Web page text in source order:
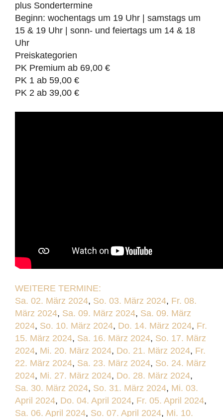
plus Sondertermine
Beginn: wochentags um 19 Uhr | samstags um
15 & 19 Uhr | sonn- und feiertags um 14 & 18
Uhr
Preiskategorien
PK Premium ab 69,00 €
PK 1 ab 59,00 €
PK 2 ab 39,00 €
WEITERE TERMINE:
Sa. 02. März 2024, So. 03. März 2024, Fr. 08.
März 2024, Sa. 09. März 2024, Sa. 09. März
2024, So. 10. März 2024, Do. 14. März 2024, Fr.
15. März 2024, Sa. 16. März 2024, So. 17. März
2024, Mi. 20. März 2024, Do. 21. März 2024, Fr.
22. März 2024, Sa. 23. März 2024, So. 24. März
2024, Mi. 27. März 2024, Do. 28. März 2024,
Sa. 30. März 2024, So. 31. März 2024, Mi. 03.
April 2024, Do. 04. April 2024, Fr. 05. April 2024,
Sa. 06. April 2024, So. 07. April 2024, Mi. 10.